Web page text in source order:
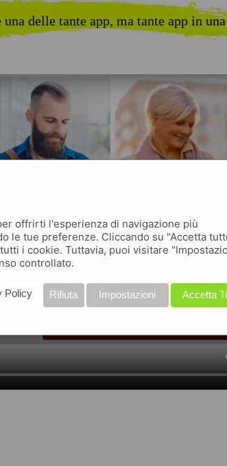
delle tante app, ma tante app in
offrirti l'esperienza di navigazione più
le tue preferenze. Cliccando su "Accetta
i cookie. Tuttavia, puoi visitare
controllato.
Accetta
Impostazioni
Rifiuta
Policy